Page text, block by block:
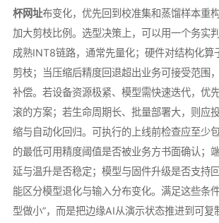
杯网址布变化，优先回到校准集和蒸馏样本重
加大剪枝比例。选型决策上，可以用一个务实
成熟INT8链路，通常先量化；硬件对结构化算
剪枝；当压缩后精度回退超出业务可接受范围
补偿。若设备资源极紧、模型需快速迭代，优
滚的方案；若生命周期长、批量部署大，则应
缩与自动化回归。可执行的上线前检查应至少
的最低可用精度阈值是否被业务方书面确认；
延与温升是否稳定；模型与固件升级是否支持
能区分模型退化与输入分布变化。满足这些条
型做小”，而是把边缘AI从演示状态推进到可复